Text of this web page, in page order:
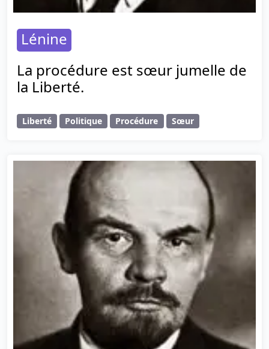
Lénine
La procédure est sœur jumelle de
la Liberté.
Liberté Politique Procédure Sœur